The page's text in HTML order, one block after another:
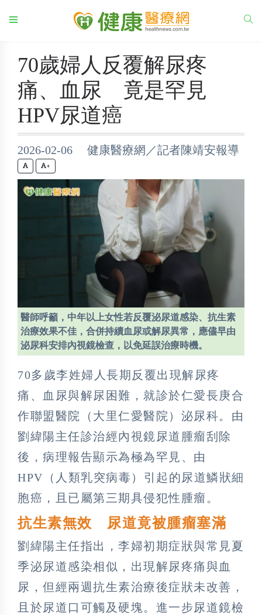
70歲婦人反覆解尿疼
痛、血尿 竟是罕見
HPV尿道癌
2026-02-06 健康醫療網／記者陳靖安報導
+
醫師呼籲，中年以上女性若反覆泌尿道感染、抗生素
治療效果不佳，合併持續血尿或解尿異常，應儘早由
泌尿科安排內視鏡檢查，以免延誤治療時機。
70多歲李姓婦人長期反覆出現解尿疼
痛、血尿與解尿困難，就診於仁愛長庚合
作聯盟醫院（大里仁愛醫院）泌尿科。由
劉緯陽主任診治經內視鏡尿道腫瘤刮除
後，病理報告顯示為極為罕見、由
HPV（人類乳突病毒）引起的尿道鱗狀細
胞癌，且已屬第三期具侵犯性腫瘤。
抗生素無效 尿道竟被腫瘤塞滿
劉緯陽主任指出，李婦初期症狀與常見夏
季泌尿道感染相似，出現解尿疼痛與血
尿，但經兩週抗生素治療後症狀未改善，
且於尿道口可觸及硬塊。進一步尿道鏡檢